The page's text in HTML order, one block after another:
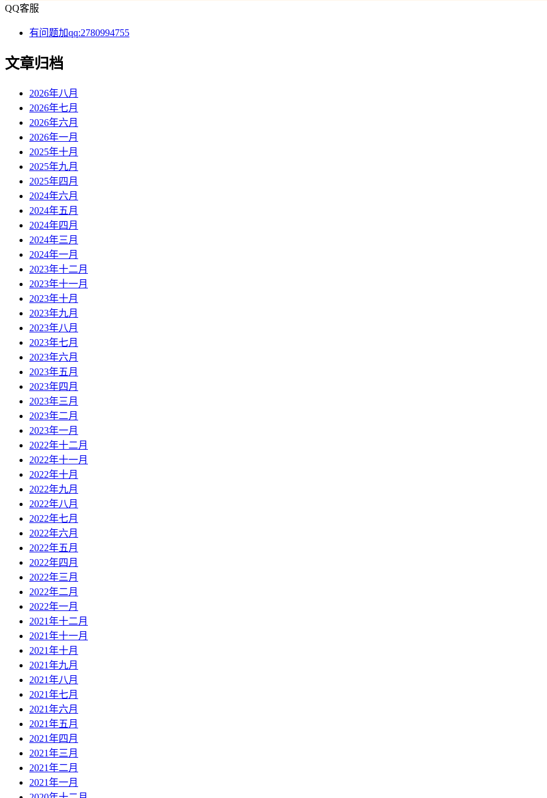
QQ客服
有问题加qq:2780994755
文章归档
2026年八月
2026年七月
2026年六月
2026年一月
2025年十月
2025年九月
2025年四月
2024年六月
2024年五月
2024年四月
2024年三月
2024年一月
2023年十二月
2023年十一月
2023年十月
2023年九月
2023年八月
2023年七月
2023年六月
2023年五月
2023年四月
2023年三月
2023年二月
2023年一月
2022年十二月
2022年十一月
2022年十月
2022年九月
2022年八月
2022年七月
2022年六月
2022年五月
2022年四月
2022年三月
2022年二月
2022年一月
2021年十二月
2021年十一月
2021年十月
2021年九月
2021年八月
2021年七月
2021年六月
2021年五月
2021年四月
2021年三月
2021年二月
2021年一月